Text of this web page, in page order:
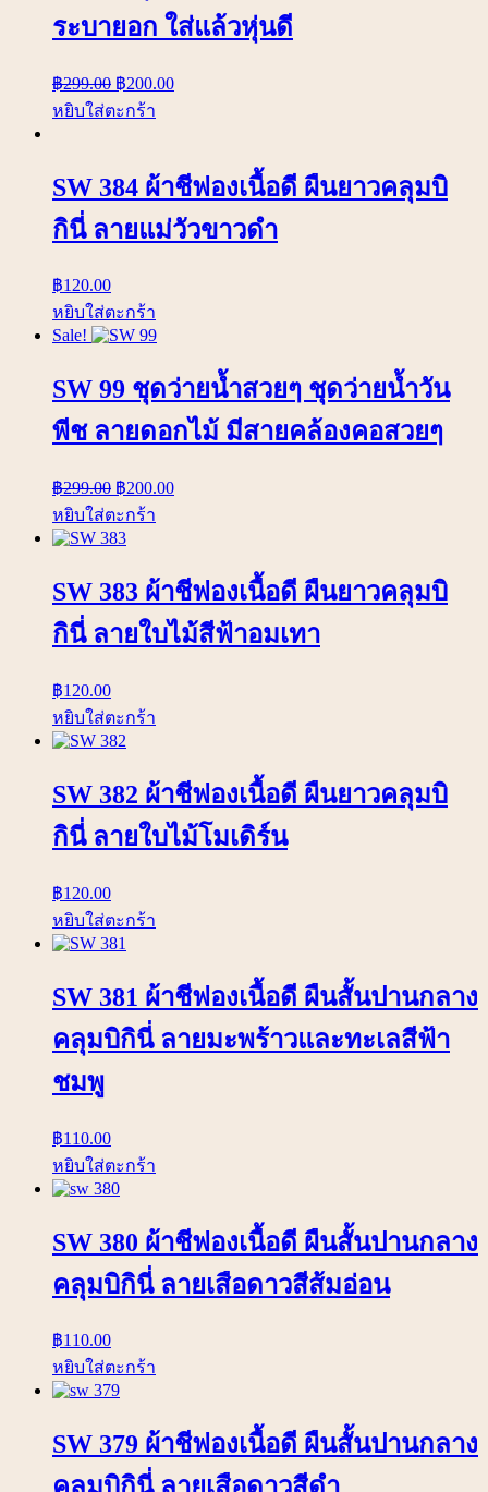
ระบายอก ใส่แล้วหุ่นดี
฿299.00 ฿200.00
หยิบใส่ตะกร้า
SW 384 ผ้าชีฟองเนื้อดี ผืนยาวคลุมบิ
กินี่ ลายแม่วัวขาวดำ
฿120.00
หยิบใส่ตะกร้า
Sale!
SW 99 ชุดว่ายน้ำสวยๆ ชุดว่ายน้ำวัน
พีช ลายดอกไม้ มีสายคล้องคอสวยๆ
฿299.00 ฿200.00
หยิบใส่ตะกร้า
SW 383 ผ้าชีฟองเนื้อดี ผืนยาวคลุมบิ
กินี่ ลายใบไม้สีฟ้าอมเทา
฿120.00
หยิบใส่ตะกร้า
SW 382 ผ้าชีฟองเนื้อดี ผืนยาวคลุมบิ
กินี่ ลายใบไม้โมเดิร์น
฿120.00
หยิบใส่ตะกร้า
SW 381 ผ้าชีฟองเนื้อดี ผืนสั้นปานกลาง
คลุมบิกินี่ ลายมะพร้าวและทะเลสีฟ้า
ชมพู
฿110.00
หยิบใส่ตะกร้า
SW 380 ผ้าชีฟองเนื้อดี ผืนสั้นปานกลาง
คลุมบิกินี่ ลายเสือดาวสีส้มอ่อน
฿110.00
หยิบใส่ตะกร้า
SW 379 ผ้าชีฟองเนื้อดี ผืนสั้นปานกลาง